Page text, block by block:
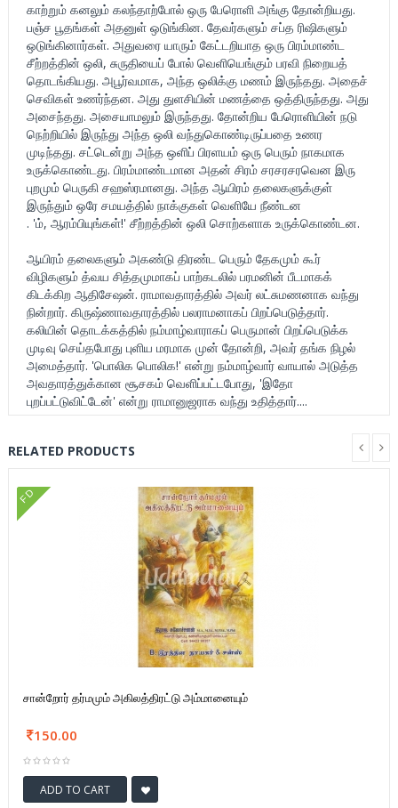
காற்றும் கனலும் கலந்தாற்போல் ஒரு பேரொளி அங்கு தோன்றியது.
பஞ்ச பூதங்கள் அதனுள் ஒடுங்கின. தேவர்களும் சப்த ரிஷிகளும்
ஒடுங்கினார்கள். அதுவரை யாரும் கேட்டறியாத ஒரு பிரம்மாண்ட
சீற்றத்தின் ஒலி, சுருதியைப் போல் வெளியெங்கும் பரவி நிறையத்
தொடங்கியது. அபூர்வமாக, அந்த ஒலிக்கு மணம் இருந்தது. அதைச்
செவிகள் உணர்ந்தன. அது துளசியின் மணத்தை ஒத்திருந்தது. அது
அசைந்தது. அசையாமலும் இருந்தது. தோன்றிய பேரொளியின் நடு
நெற்றியில் இருந்து அந்த ஒலி வந்துகொண்டிருப்பதை உணர
முடிந்தது. சட்டென்று அந்த ஒளிப் பிரளயம் ஒரு பெரும் நாகமாக
உருக்கொண்டது. பிரம்மாண்டமான அதன் சிரம் சரசரசரவென இரு
புறமும் பெருகி சஹஸ்ரமானது. அந்த ஆயிரம் தலைகளுக்குள்
இருந்தும் ஒரே சமயத்தில் நாக்குகள் வெளியே நீண்டன
. 'ம், ஆரம்பியுங்கள்!' சீற்றத்தின் ஒலி சொற்களாக உருக்கொண்டன.
ஆயிரம் தலைகளும் அகண்டு திரண்ட பெரும் தேகமும் கூர்
விழிகளும் த்வய சித்தமுமாகப் பாற்கடலில் பரமனின் பீடமாகக்
கிடக்கிற ஆதிசேஷன். ராமாவதாரத்தில் அவர் லட்சுமணனாக வந்து
நின்றார். கிருஷ்ணாவதாரத்தில் பலராமனாகப் பிறப்பெடுத்தார்.
கலியின் தொடக்கத்தில் நம்மாழ்வாராகப் பெருமான் பிறப்பெடுக்க
முடிவு செய்தபோது புளிய மரமாக முன் தோன்றி, அவர் தங்க நிழல்
அமைத்தார். 'பொலிக பொலிக!' என்று நம்மாழ்வார் வாயால் அடுத்த
அவதாரத்துக்கான சூசகம் வெளிப்பட்டபோது, 'இதோ
புறப்பட்டுவிட்டேன்' என்று ராமானுஜராக வந்து உதித்தார்....
RELATED PRODUCTS
FD
சான்றோர் தர்மமும் அகிலத்திரட்டு அம்மானையும்
150.00
ADD TO CART